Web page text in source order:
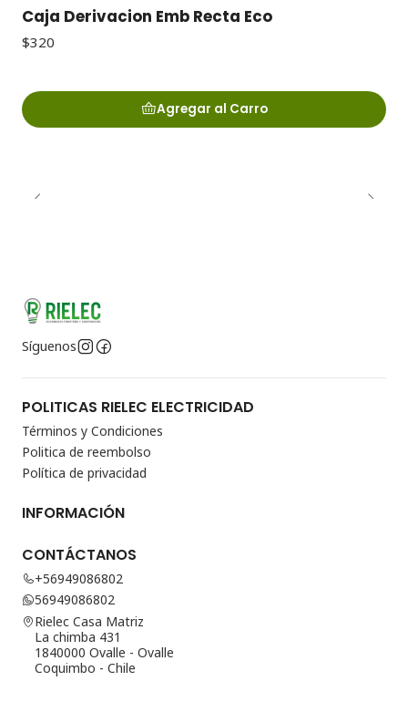
Caja Derivacion Emb Recta Eco
$320
Agregar al Carro
Síguenos
POLITICAS RIELEC ELECTRICIDAD
Términos y Condiciones
Politica de reembolso
Política de privacidad
INFORMACIÓN
CONTÁCTANOS
+56949086802
56949086802
Rielec Casa Matriz
La chimba 431
1840000 Ovalle - Ovalle
Coquimbo - Chile